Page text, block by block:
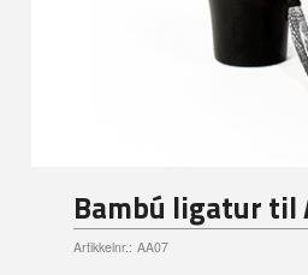
Bambú ligatur til
Artikkelnr.: AA07